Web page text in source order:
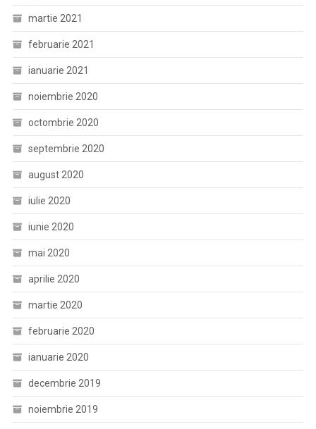
martie 2021
februarie 2021
ianuarie 2021
noiembrie 2020
octombrie 2020
septembrie 2020
august 2020
iulie 2020
iunie 2020
mai 2020
aprilie 2020
martie 2020
februarie 2020
ianuarie 2020
decembrie 2019
noiembrie 2019